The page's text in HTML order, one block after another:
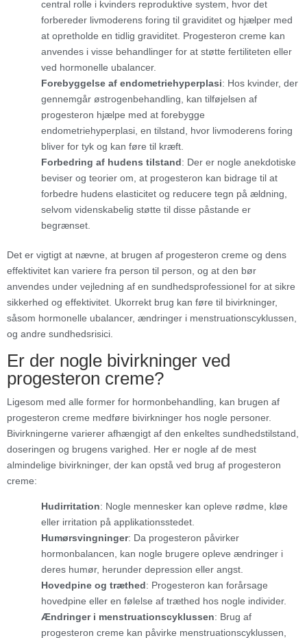
central rolle i kvinders reproduktive system, hvor det
forbereder livmoderens foring til graviditet og hjælper med
at opretholde en tidlig graviditet. Progesteron creme kan
anvendes i visse behandlinger for at støtte fertiliteten eller
ved hormonelle ubalancer.
Forebyggelse af endometriehyperplasi: Hos kvinder, der
gennemgår østrogenbehandling, kan tilføjelsen af
progesteron hjælpe med at forebygge
endometriehyperplasi, en tilstand, hvor livmoderens foring
bliver for tyk og kan føre til kræft.
Forbedring af hudens tilstand: Der er nogle anekdotiske
beviser og teorier om, at progesteron kan bidrage til at
forbedre hudens elasticitet og reducere tegn på ældning,
selvom videnskabelig støtte til disse påstande er
begrænset.
Det er vigtigt at nævne, at brugen af progesteron creme og dens
effektivitet kan variere fra person til person, og at den bør
anvendes under vejledning af en sundhedsprofessionel for at sikre
sikkerhed og effektivitet. Ukorrekt brug kan føre til bivirkninger,
såsom hormonelle ubalancer, ændringer i menstruationscyklussen,
og andre sundhedsrisici.
Er der nogle bivirkninger ved
progesteron creme?
Ligesom med alle former for hormonbehandling, kan brugen af
progesteron creme medføre bivirkninger hos nogle personer.
Bivirkningerne varierer afhængigt af den enkeltes sundhedstilstand,
doseringen og brugens varighed. Her er nogle af de mest
almindelige bivirkninger, der kan opstå ved brug af progesteron
creme:
Hudirritation: Nogle mennesker kan opleve rødme, kløe
eller irritation på applikationsstedet.
Humørsvingninger: Da progesteron påvirker
hormonbalancen, kan nogle brugere opleve ændringer i
deres humør, herunder depression eller angst.
Hovedpine og træthed: Progesteron kan forårsage
hovedpine eller en følelse af træthed hos nogle individer.
Ændringer i menstruationscyklussen: Brug af
progesteron creme kan påvirke menstruationscyklussen,